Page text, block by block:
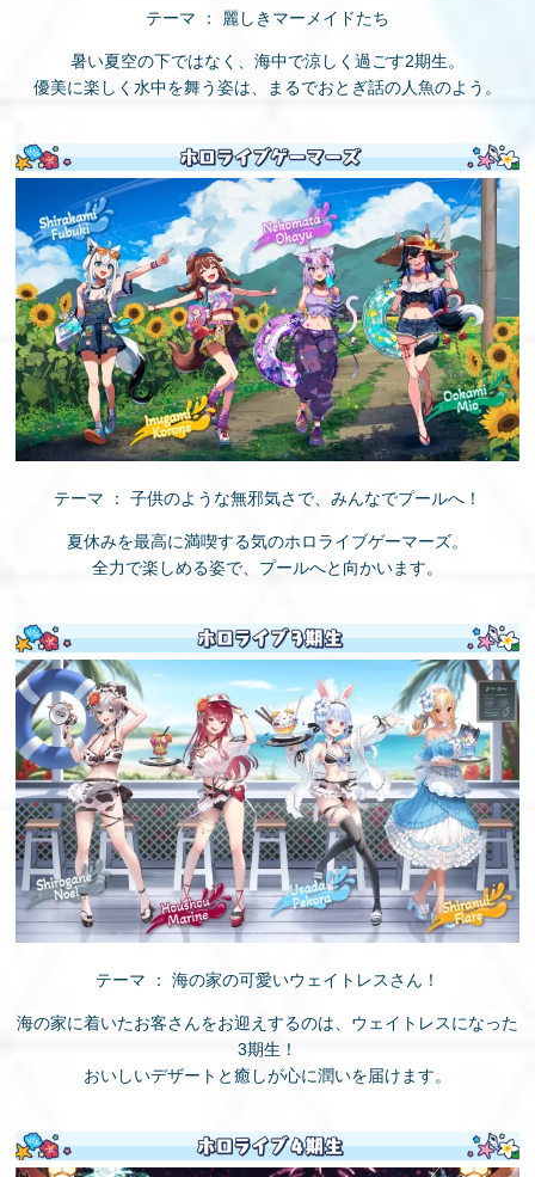
テーマ ： 麗しきマーメイドたち
暑い夏空の下ではなく、海中で涼しく過ごす2期生。
優美に楽しく水中を舞う姿は、まるでおとぎ話の人魚のよう。
テーマ ： 子供のような無邪気さで、みんなでプールへ！
夏休みを最高に満喫する気のホロライブゲーマーズ。
全力で楽しめる姿で、プールへと向かいます。
テーマ ： 海の家の可愛いウェイトレスさん！
海の家に着いたお客さんをお迎えするのは、ウェイトレスになった
3期生！
おいしいデザートと癒しが心に潤いを届けます。